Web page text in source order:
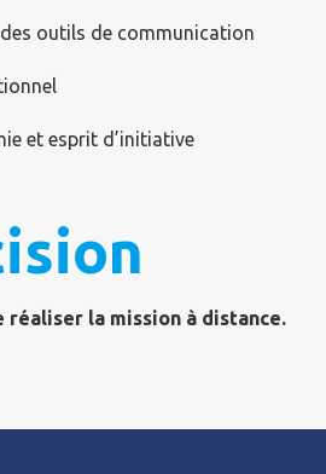
outils de communication
et esprit d’initiative
réaliser la mission à distance.